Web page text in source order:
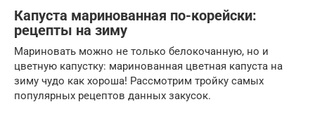
Капуста маринованная по-корейски:
рецепты на зиму
Мариновать можно не только белокочанную, но и
цветную капустку: маринованная цветная капуста на
зиму чудо как хороша! Рассмотрим тройку самых
популярных рецептов данных закусок.